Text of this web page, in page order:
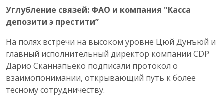
Углубление связей: ФАО и компания "Касса
депозити э престити”
На полях встречи на высоком уровне Цюй Дунъюй и
главный исполнительный директор компании CDP
Дарио Сканнапьеко подписали протокол о
взаимопонимании, открывающий путь к более
тесному сотрудничеству.